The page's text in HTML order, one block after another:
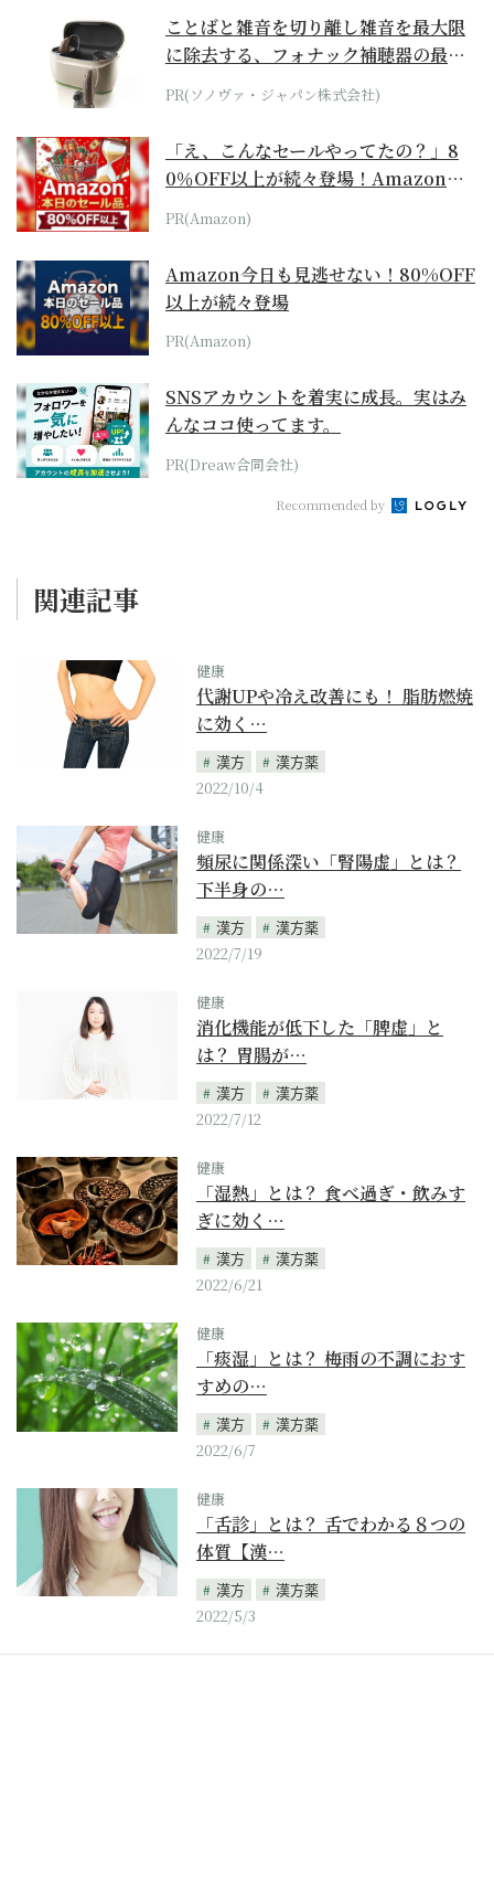
ことばと雑音を切り離し雑音を最大限
に除去する、フォナック補聴器の最上
位モデル
PR(ソノヴァ・ジャパン株式会社)
「え、こんなセールやってたの？」8
0％OFF以上が続々登場！Amazonの
本気が...
PR(Amazon)
Amazon今日も見逃せない！80%OFF
以上が続々登場
PR(Amazon)
SNSアカウントを着実に成長。実はみ
んなココ使ってます。
PR(Dreaw合同会社)
Recommended by
関連記事
健康
代謝UPや冷え改善にも！ 脂肪燃焼
に効く…
漢方
漢方薬
2022/10/4
健康
頻尿に関係深い「腎陽虚」とは？
下半身の…
漢方
漢方薬
2022/7/19
健康
消化機能が低下した「脾虚」と
は？ 胃腸が…
漢方
漢方薬
2022/7/12
健康
「湿熱」とは？ 食べ過ぎ・飲みす
ぎに効く…
漢方
漢方薬
2022/6/21
健康
「痰湿」とは？ 梅雨の不調におす
すめの…
漢方
漢方薬
2022/6/7
健康
「舌診」とは？ 舌でわかる８つの
体質【漢…
漢方
漢方薬
2022/5/3